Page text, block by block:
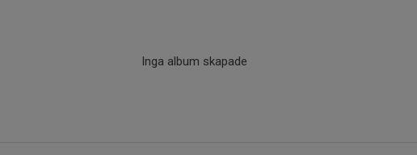
Inga album skapade